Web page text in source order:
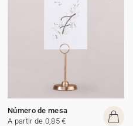
Número de mesa
A partir de 0,85 €